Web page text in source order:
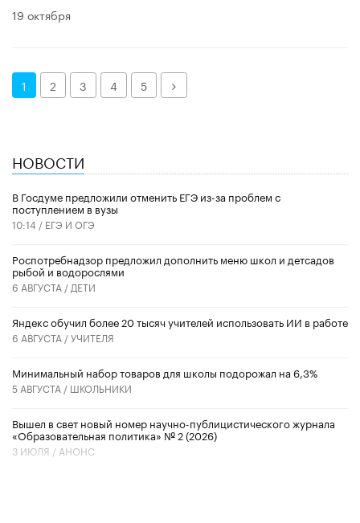
19 октября
1 2 3 4 5 Далее
НОВОСТИ
В Госдуме предложили отменить ЕГЭ из-за проблем с
поступлением в вузы
10:14 / ЕГЭ И ОГЭ
Роспотребнадзор предложил дополнить меню школ и детсадов
рыбой и водорослями
6 АВГУСТА / ДЕТИ
​Яндекс обучил более 20 тысяч учителей использовать ИИ в работе
6 АВГУСТА /УЧИТЕЛЯ
Минимальный набор товаров для школы подорожал на 6,3%
5 АВГУСТА / ШКОЛЬНИКИ
Вышел в свет новый номер научно-публицистического журнала
«Образовательная политика» № 2 (2026)
3 ИЮЛЯ / АНОНС